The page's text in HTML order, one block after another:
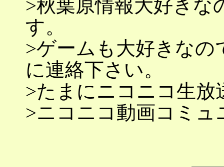
>秋葉原情報大好き
す。
>ゲームも大好きなの
に連絡下さい。
>たまにニコニコ生放
>ニコニコ動画コミュ